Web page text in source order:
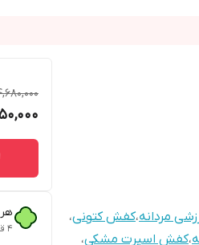
مردانه،کفش کتونی،
،کفش اسپرت مشکی،
۴ قسط ماهانه. بدون سود، چک و ضامن.